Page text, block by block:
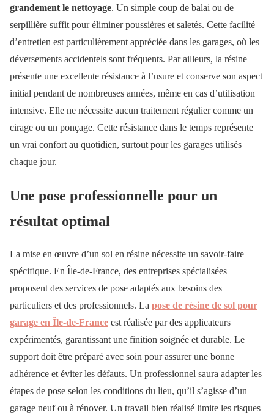
grandement le nettoyage. Un simple coup de balai ou de
serpillière suffit pour éliminer poussières et saletés. Cette facilité
d’entretien est particulièrement appréciée dans les garages, où les
déversements accidentels sont fréquents. Par ailleurs, la résine
présente une excellente résistance à l’usure et conserve son aspect
initial pendant de nombreuses années, même en cas d’utilisation
intensive. Elle ne nécessite aucun traitement régulier comme un
cirage ou un ponçage. Cette résistance dans le temps représente
un vrai confort au quotidien, surtout pour les garages utilisés
chaque jour.
Une pose professionnelle pour un
résultat optimal
La mise en œuvre d’un sol en résine nécessite un savoir-faire
spécifique. En Île-de-France, des entreprises spécialisées
proposent des services de pose adaptés aux besoins des
particuliers et des professionnels. La pose de résine de sol pour
garage en Île-de-France est réalisée par des applicateurs
expérimentés, garantissant une finition soignée et durable. Le
support doit être préparé avec soin pour assurer une bonne
adhérence et éviter les défauts. Un professionnel saura adapter les
étapes de pose selon les conditions du lieu, qu’il s’agisse d’un
garage neuf ou à rénover. Un travail bien réalisé limite les risques